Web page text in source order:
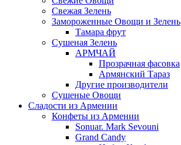
Свежая Зелень
Замороженные Овощи и Зелень
Тамара фрут
Сушеная Зелень
АРМЧАЙ
Прозрачная фасовка
Армянский Тараз
Другие производители
Сушеные Овощи
Сладости из Армении
Конфеты из Армении
Sonuar. Mark Sevouni
Grand Candy